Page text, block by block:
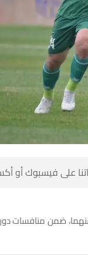
على فيسبوك أو
ضمن منافسات